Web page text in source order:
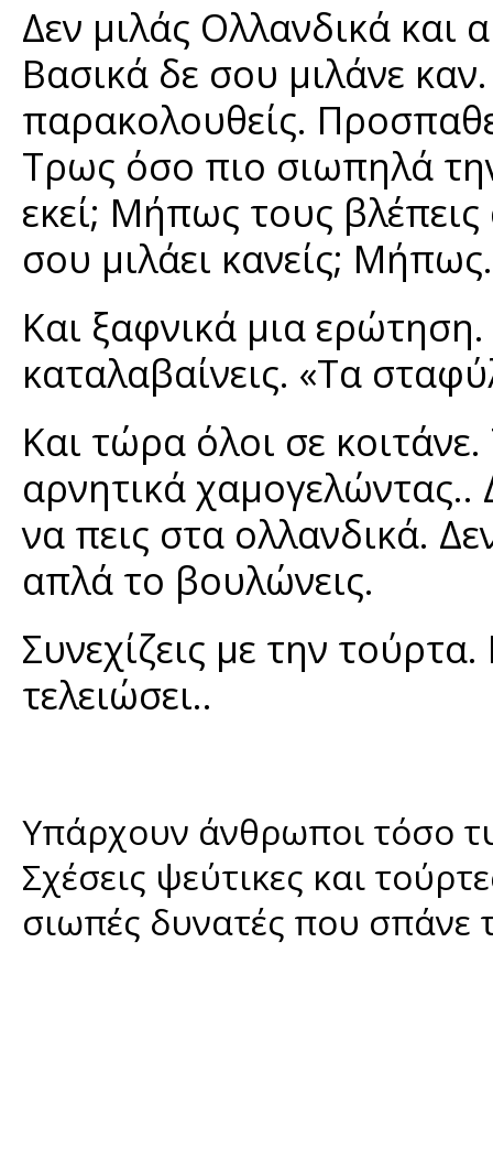
Δεν μιλάς Ολλανδικά και
Βασικά δε σου μιλάνε καν.
παρακολουθείς.
Τρως όσο πιο σιωπηλά
εκεί; Μήπως τους
σου μιλάει κανείς;
Και ξαφνικά μια
καταλαβαίνεις. «Τα
Και τώρα όλοι σε
αρνητικά χαμογελώντας..
να πεις στα ολλανδικά.
απλά το βουλώνεις.
Συνεχίζεις με την
τελειώσει..
Υπάρχουν άνθρωποι τόσο
Σχέσεις ψεύτικες και
σιωπές δυνατές που σπάνε